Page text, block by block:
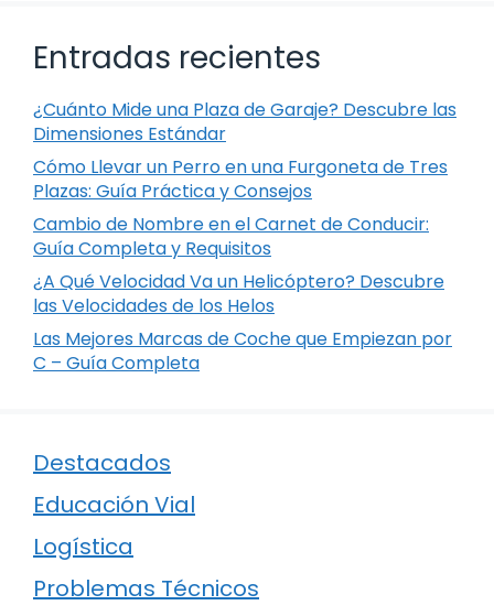
Entradas recientes
¿Cuánto Mide una Plaza de Garaje? Descubre las
Dimensiones Estándar
Cómo Llevar un Perro en una Furgoneta de Tres
Plazas: Guía Práctica y Consejos
Cambio de Nombre en el Carnet de Conducir:
Guía Completa y Requisitos
¿A Qué Velocidad Va un Helicóptero? Descubre
las Velocidades de los Helos
Las Mejores Marcas de Coche que Empiezan por
C – Guía Completa
Destacados
Educación Vial
Logística
Problemas Técnicos